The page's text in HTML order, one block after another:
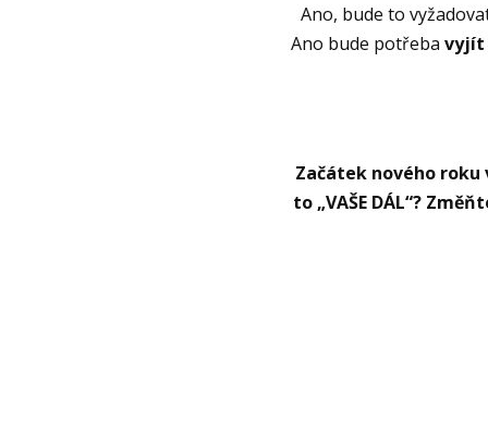
Ano, bude to
Ano bude potřeba vyjít
Začátek nového
to „VAŠE DÁL“?